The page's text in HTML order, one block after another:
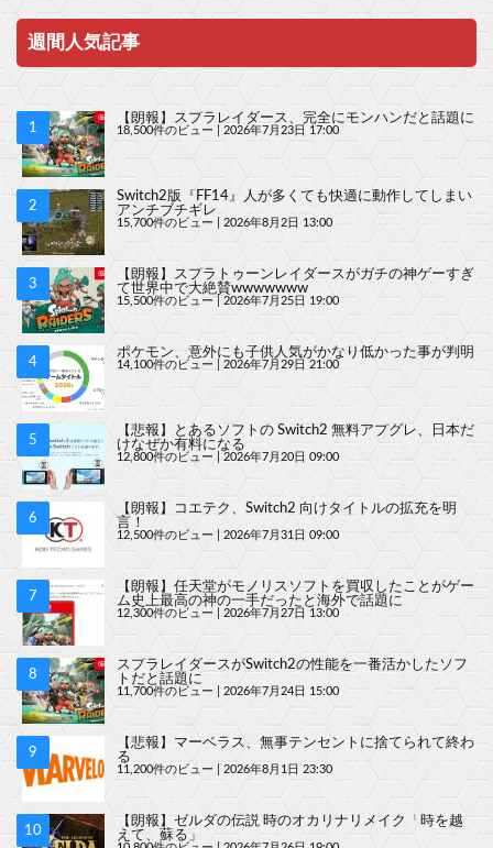
週間人気記事
【朗報】スプラレイダース、完全にモンハンだと話題に
18,500件のビュー 2026年7月23日 17:00
Switch2版『FF14』人が多くても快適に動作してしまい
アンチブチギレ
15,700件のビュー 2026年8月2日 13:00
【朗報】スプラトゥーンレイダースがガチの神ゲーすぎ
て世界中で大絶賛wwwwwww
15,500件のビュー |2026年7月25日 19:00
ポケモン、意外にも子供人気がかなり低かった事が判明
14,100件のビュー 2026年7月29日 21:00
【悲報】とあるソフトの Switch2 無料アプグレ、日本だ
けなぜか有料になる
12,800件のビュー 2026年7月20日 09:00
【朗報】コエテク、Switch2 向けタイトルの拡充を明
言！
12,500件のビュー 2026年7月31日 09:00
【朗報】任天堂がモノリスソフトを買収したことがゲー
ム史上最高の神の一手だったと海外で話題に
12,300件のビュー 2026年7月27日 13:00
スプラレイダースがSwitch2の性能を一番活かしたソフ
トだと話題に
11,700件のビュー 2026年7月24日 15:00
【悲報】マーベラス、無事テンセントに捨てられて終わ
る
11,200件のビュー 2026年8月1日 23:30
【朗報】ゼルダの伝説 時のオカリナリメイク「時を越
えて、蘇る」